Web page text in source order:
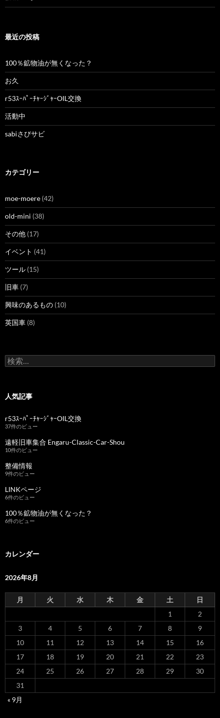
最近の投稿
100％鉱物油が無くなった？
お久
r53ｽｰﾊﾟｰﾁｬｰｼﾞｬｰOIL交換
活動中
sabiさびサビ
カテゴリー
moe-moere (42)
old-mini (38)
その他 (17)
イベント (41)
ツール (15)
旧車 (7)
興味のあるもの (10)
英国車 (8)
検
索:
人気記事
r53ｽｰﾊﾟｰﾁｬｰｼﾞｬｰOIL交換
37件のビュー
遠軽旧車集合 Engaru-Classic-Car-Shou
10件のビュー
整備情報
9件のビュー
LINKページ
6件のビュー
100％鉱物油が無くなった？
6件のビュー
カレンダー
2026年8月
月 火 水 木 金 土
日
1
2
3
4 5 6 7 8
9
10
11 12 13 14 15
16
17
18 19 20 21 22
23
24
25 26 27 28 29
30
31
« 9月